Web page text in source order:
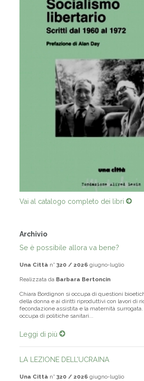
Vai al catalogo completo dei libri
Archivio
Se è possibile allora va bene?
Una Città n° 320 / 2026 giugno-luglio
Realizzata da Barbara Bertoncin
Chiara Bordignon si occupa di questioni
della donna e ai diritti riproduttivi con lavori di
fecondazione assistita e la maternità
occupa di politiche sanitari...
Leggi di più
LA LEZIONE DELL’UCRAINA
Una Città n° 320 / 2026 giugno-luglio